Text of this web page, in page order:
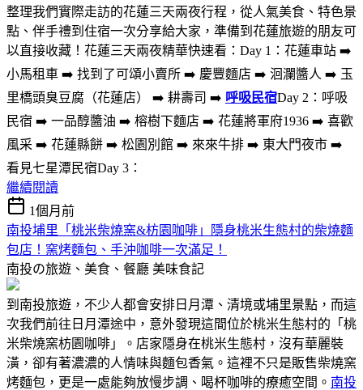
整理我們實際走訪的花蓮三天兩夜行程，從人氣美食、特色景
點、伴手禮到住宿一次分享給大家，準備到花蓮旅遊的朋友可
以直接收藏！花蓮三天兩夜精華快速看：Day 1：花蓮車站 ➡️
小馬租車 ➡️ 找到了可頌小賣所 ➡️ 慶豐麵店 ➡️ 洄瀾醬人 ➡️ 玉
里橋頭臭豆腐（花蓮店） ➡️ 耕壽司 ➡️ 呼吸民宿Day 2：呼吸
民宿 ➡️ 一品醇醬油 ➡️ 榕樹下麵店 ➡️ 花蓮將軍府1936 ➡️ 喜歡
風采 ➡️ 花蓮縣餅 ➡️ 松園別館 ➡️ 來來牛排 ➡️ 東大門夜市 ➡️
看見七星潭民宿Day 3：
繼續閱讀
1個月前
南投埔里「桃米柴燒窯&枋園咖啡」隱身桃米生態村的柴燒麵
包店！窯烤麵包、手沖咖啡一次滿足！
南投の旅遊、美食、餐廳 美味食記
到南投旅遊，不少人都會安排日月潭、清境或埔里景點，而這
次我們前往日月潭途中，意外發現這間位於桃米生態村的「桃
米柴燒窯枋園咖啡」。店家隱身在桃米生態村，沒有華麗裝
潢，卻有著濃濃的人情味與麵包香氣。這裡不只是販售柴燒窯
烤麵包，更是一處能夠放慢步調、喝杯咖啡的療癒空間。 南投